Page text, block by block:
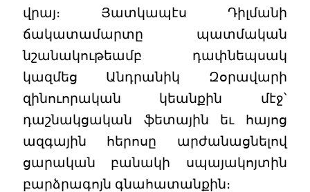
վրայ։ Յատկապէս Դիլմանի
ճակատամարտը պատմական
նշանակութեամբ դափնեպսակ
կազմեց Անդրանիկ Զօրավարի
զինուորական կեանքին մէջ՝
դաշնակցական ֆետային եւ հայոց
ազգային հերոսը արժանացնելով
ցարական բանակի սպայակոյտին
բարձրագոյն գնահատանքին։